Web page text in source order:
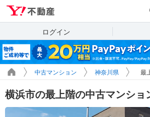
ログイン
中古マンション 神奈川県 最
横浜市の最上階の中古マンショ